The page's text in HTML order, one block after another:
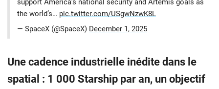
the world’s… pic.twitter.com/USgwNzwK8L
— SpaceX (@SpaceX) December 1, 2025
Une cadence industrielle inédite dans le
spatial : 1 000 Starship par an, un objectif